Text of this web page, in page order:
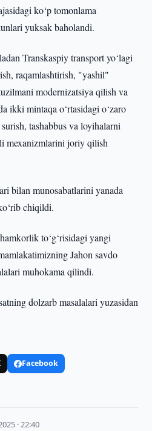
ko‘p tomonlama
yuksak baholandi.
Transkaspiy transport yo‘lagi
raqamlashtirish, "yashil"
modernizatsiya qilish va
ikki mintaqa o‘rtasidagi o‘zaro
tashabbus va loyihalarni
mexanizmlarini joriy qilish
bilan munosabatlarini yanada
chiqildi.
to‘g‘risidagi yangi
Jahon savdo
muhokama qilindi.
dolzarb masalalari yuzasidan
Facebook
· 22:40